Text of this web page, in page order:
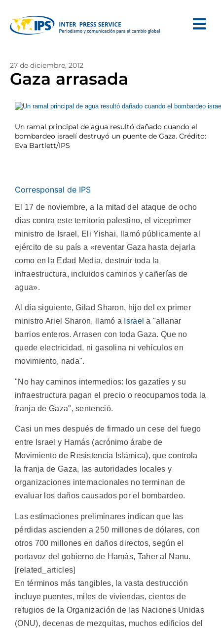
27 de diciembre, 2012
Gaza arrasada
Un ramal principal de agua resultó dañado cuando el
bombardeo israelí destruyó un puente de Gaza. Crédito:
Eva Bartlett/IPS
Corresponsal de IPS
El 17 de noviembre, a la mitad del ataque de ocho
días contra este territorio palestino, el viceprimer
ministro de Israel, Eli Yishai, llamó públicamente al
ejército de su país a «reventar Gaza hasta dejarla
como en la Edad Media, destruir toda la
infraestructura, incluidos caminos y cañerías de
agua».
Al día siguiente, Gilad Sharon, hijo del ex primer
ministro Ariel Sharon, llamó a Israel a "allanar
barrios enteros. Arrasen con toda Gaza. Que no
quede electricidad, ni gasolina ni vehículos en
movimiento, nada".
"No hay caminos intermedios: los gazatíes y su
infraestructura pagan el precio o reocupamos toda la
franja de Gaza", sentenció.
Casi un mes después de firmado un cese del fuego
entre Israel y Hamás (acrónimo árabe de
Movimiento de Resistencia Islámica), que controla
la franja de Gaza, las autoridades locales y
organizaciones internacionales no terminan de
evaluar los daños causados por el bombardeo.
Las estimaciones preliminares indican que las
pérdidas ascienden a 250 millones de dólares, con
otros 700 millones en daños directos, según el
portavoz del gobierno de Hamás, Taher al Nanu.
[related_articles]
En términos más tangibles, la vasta destrucción
incluye puentes, miles de viviendas, cientos de
refugios de la Organización de las Naciones Unidas
(ONU), decenas de mezquitas, muchos edificios del